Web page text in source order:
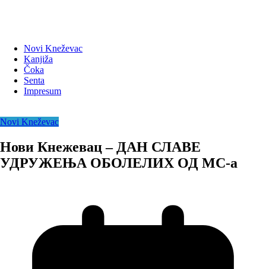
Novi Kneževac
Kanjiža
Čoka
Senta
Impresum
Novi Kneževac
Нови Кнежевац – ДАН СЛАВЕ
УДРУЖЕЊА ОБОЛЕЛИХ ОД МС-а